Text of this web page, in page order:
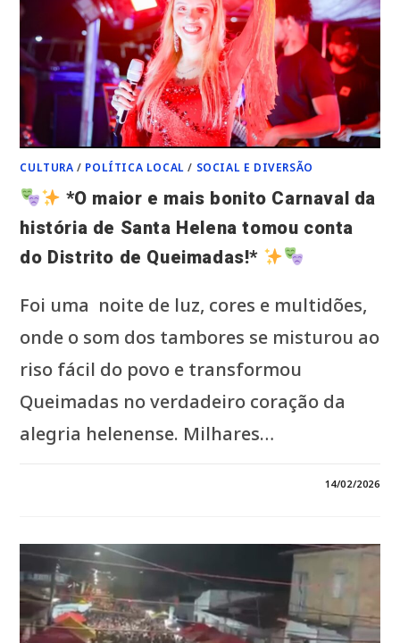
CULTURA / POLÍTICA LOCAL / SOCIAL E DIVERSÃO
*O maior e mais bonito Carnaval da
história de Santa Helena tomou conta
do Distrito de Queimadas!*
Foi uma noite de luz, cores e multidões,
onde o som dos tambores se misturou ao
riso fácil do povo e transformou
Queimadas no verdadeiro coração da
alegria helenense. Milhares…
14/02/2026